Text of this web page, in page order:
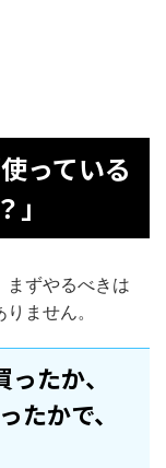
っている
まずやるべきは
りません。
たか、
たかで、